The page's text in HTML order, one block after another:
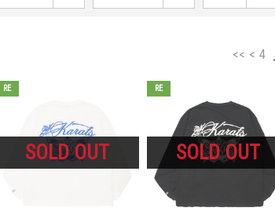
<< < 4
RE RE